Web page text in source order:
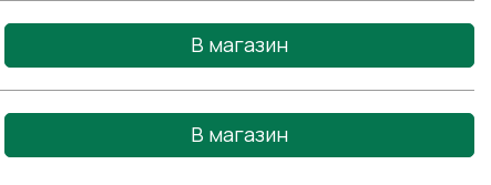
В магазин
В магазин